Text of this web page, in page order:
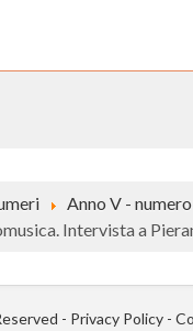
Anno V -
Intervista a
- Privacy Policy -